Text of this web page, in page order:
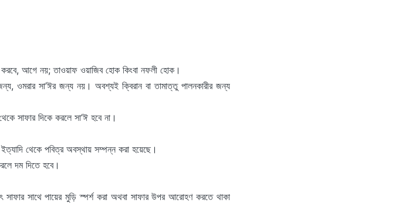
করবে, আগে নয়; তাওয়াফ ওয়াজিব হোক কিংবা নফলী হোক।
ওমরার সা’ঈর জন্য নয়। অবশ্যই ক্বিরান বা তামাত্তু পালনকারীর জন্য
সাফার দিকে করলে সা’ঈ হবে না।
থেকে পবিত্র অবস্থায় সম্পন্ন করা হয়েছে।
দম দিতে হবে।
সাফার সাথে পায়ের মুড়ি স্পর্শ করা অথবা সাফার উপর আরোহণ করতে থাকা